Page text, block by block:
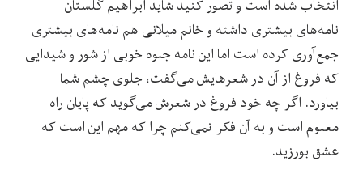
انتخاب شده است و تصور کنید شاید ابراهیم گلستان
نامه‌های بیشتری داشته و خانم میلانی هم نامه‌های بیشتری
جمع‌آوری کرده است اما این نامه جلوه خوبی از شور و شیدایی
که فروغ از آن در شعرهایش می‌گفت، جلوی چشم شما
بیاورد. اگر چه خود فروغ در شعرش می‌گوید که پایان راه
معلوم است و به آن فکر نمی‌کنم چرا که مهم این است که
عشق بورزید.